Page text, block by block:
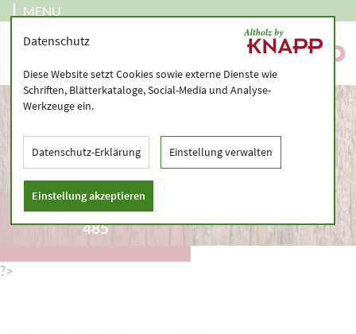
MENU
X.491.229.31N – – –
485
?>
Datenschutz
Diese Website setzt Cookies sowie externe Dienste wie
Schriften, Blätterkataloge, Social-Media und Analyse-
Werkzeuge ein.
Datenschutz-Erklärung Einstellung verwalten
Einstellung akzeptieren